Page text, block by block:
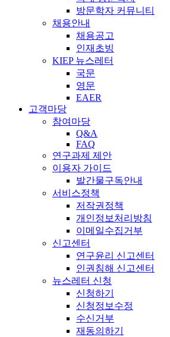
방문학자 커뮤니티
채용안내
채용공고
인재초빙
KIEP 뉴스레터
국문
영문
EAER
고객마당
참여마당
Q&A
FAQ
연구과제 제안
이용자 가이드
발간물구독안내
서비스정책
저작권정책
개인정보처리방침
이메일수집거부
신고센터
연구윤리 신고센터
인권침해 신고센터
뉴스레터 신청
신청하기
신청정보수정
수신거부
재동의하기